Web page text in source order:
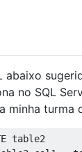
abaixo
no SQL
minha turma